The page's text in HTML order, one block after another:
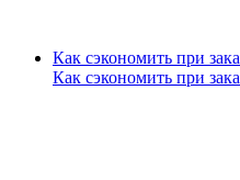
Как сэкономить при
Как сэкономить при